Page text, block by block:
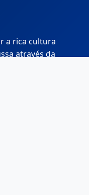
a rica cultura
através da